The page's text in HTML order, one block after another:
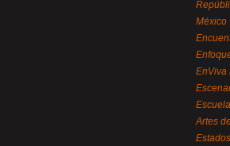
México
EnViva
Artes